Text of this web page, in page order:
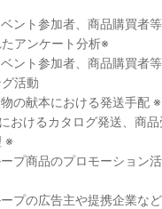
ント参加者、商品購買者
アンケート分析※
ント参加者、商品購買者
活動
の献本における発送手配 ※
おけるカタログ発送、商
※
プ商品のプロモーション活
プの広告主や提携企業など